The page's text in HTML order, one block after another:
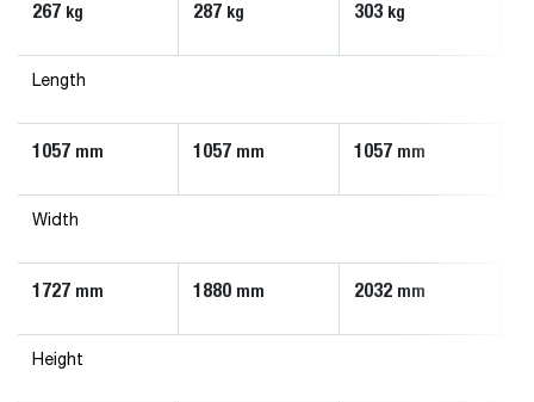
267 kg 287 kg 303 kg
Length
1057 mm 1057 mm 1057 mm
Width
1727 mm 1880 mm 2032 mm
Height